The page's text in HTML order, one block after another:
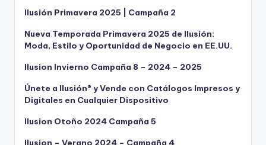
Ilusión Primavera 2025 | Campaña 2
Nueva Temporada Primavera 2025 de Ilusión:
Moda, Estilo y Oportunidad de Negocio en EE.UU.
Ilusion Invierno Campaña 8 – 2024 – 2025
Únete a Ilusión® y Vende con Catálogos Impresos y
Digitales en Cualquier Dispositivo
Ilusion Otoño 2024 Campaña 5
Ilusion – Verano 2024 – Campaña 4